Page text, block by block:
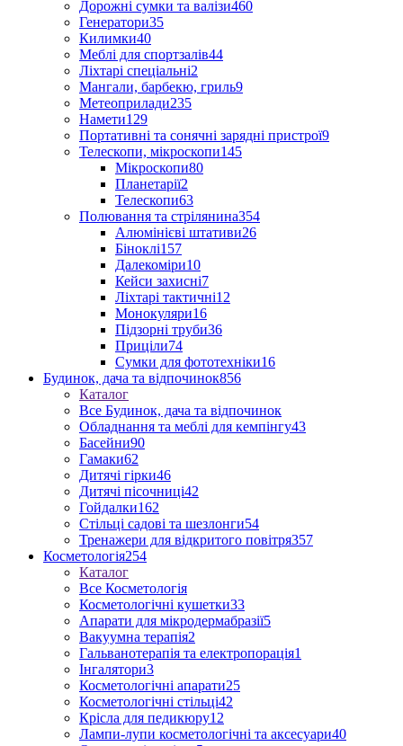
Дорожні сумки та валізи460
Генератори35
Килимки40
Меблі для спортзалів44
Ліхтарі спеціальні2
Мангали, барбекю, гриль9
Метеоприлади235
Намети129
Портативні та сонячні зарядні пристрої9
Телескопи, мікроскопи145
Мікроскопи80
Планетарії2
Телескопи63
Полювання та стрілянина354
Алюмінієві штативи26
Біноклі157
Далекоміри10
Кейси захисні7
Ліхтарі тактичні12
Монокуляри16
Підзорні труби36
Приціли74
Сумки для фототехніки16
Будинок, дача та відпочинок856
Каталог
Все Будинок, дача та відпочинок
Обладнання та меблі для кемпінгу43
Басейни90
Гамаки62
Дитячі гірки46
Дитячі пісочниці42
Гойдалки162
Стільці садові та шезлонги54
Тренажери для відкритого повітря357
Косметологія254
Каталог
Все Косметологія
Косметологічні кушетки33
Апарати для мікродермабразії5
Вакуумна терапія2
Гальванотерапія та електропорація1
Інгалятори3
Косметологічні апарати25
Косметологічні стільці42
Крісла для педикюру12
Лампи-лупи косметологічні та аксесуари40